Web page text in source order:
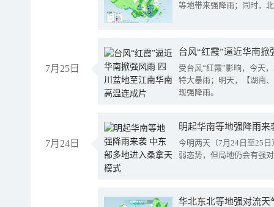
等地带来强降雨；同时，
7月25日
台风“红霞”逼近华南
受台风“红霞”影响，今天
特大暴雨；明天，【湖南
现强降雨。
7月24日
明起华南等地强降雨
今明两天（7月24日至25
弱态势，但局地仍会有强
华北东北等地强对流天